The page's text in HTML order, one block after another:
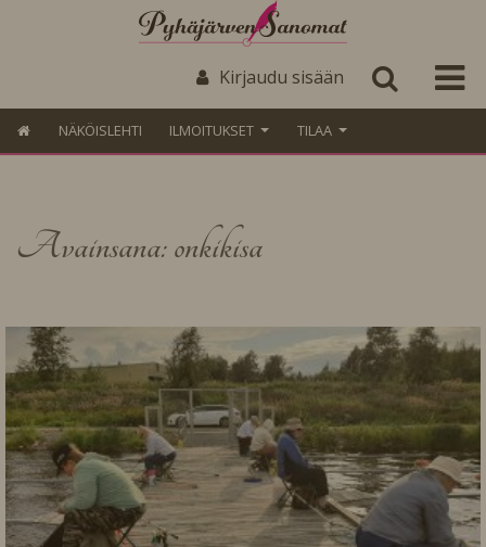
Kirjaudu sisään
NÄKÖISLEHTI ILMOITUKSET TILAA
Avainsana: onkikisa